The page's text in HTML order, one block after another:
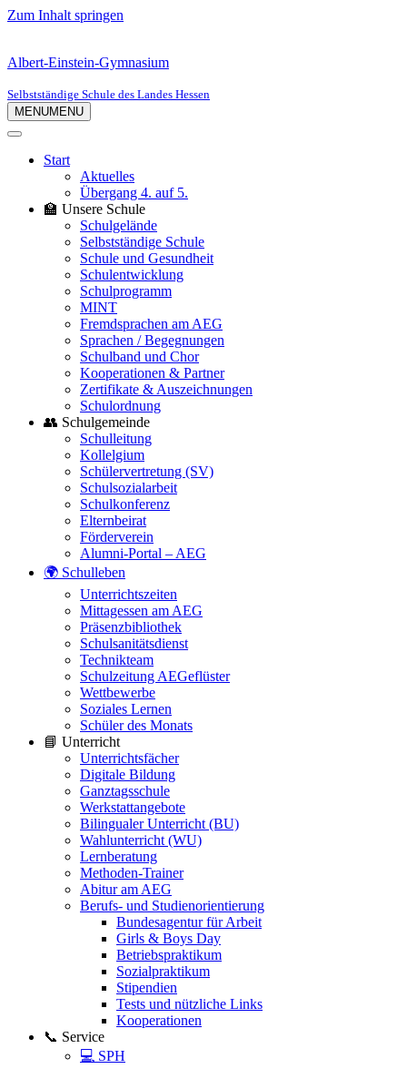
Zum Inhalt springen
Albert-Einstein-Gymnasium
Selbstständige Schule des Landes Hessen
MENUMENU
Start
Aktuelles
Übergang 4. auf 5.
🏫 Unsere Schule
Schulgelände
Selbstständige Schule
Schule und Gesundheit
Schulentwicklung
Schulprogramm
MINT
Fremdsprachen am AEG
Sprachen / Begegnungen
Schulband und Chor
Kooperationen & Partner
Zertifikate & Auszeichnungen
Schulordnung
👥 Schulgemeinde
Schulleitung
Kollelgium
Schülervertretung (SV)
Schulsozialarbeit
Schulkonferenz
Elternbeirat
Förderverein
Alumni-Portal – AEG
🌍 Schulleben
Unterrichtszeiten
Mittagessen am AEG
Präsenzbibliothek
Schulsanitätsdienst
Technikteam
Schulzeitung AEGeflüster
Wettbewerbe
Soziales Lernen
Schüler des Monats
📘 Unterricht
Unterrichtsfächer
Digitale Bildung
Ganztagsschule
Werkstattangebote
Bilingualer Unterricht (BU)
Wahlunterricht (WU)
Lernberatung
Methoden-Trainer
Abitur am AEG
Berufs- und Studienorientierung
Bundesagentur für Arbeit
Girls & Boys Day
Betriebspraktikum
Sozialpraktikum
Stipendien
Tests und nützliche Links
Kooperationen
📞 Service
💻 SPH